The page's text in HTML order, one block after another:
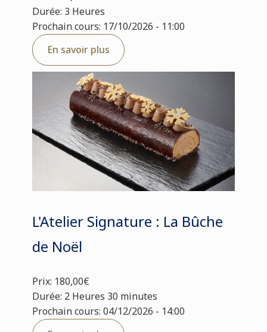
Durée: 3 Heures
Prochain cours: 17/10/2026 - 11:00
En savoir plus
L'Atelier Signature : La Bûche
de Noël
Prix: 180,00€
Durée: 2 Heures 30 minutes
Prochain cours: 04/12/2026 - 14:00